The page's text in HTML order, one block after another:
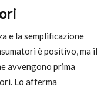
e la semplificazione
è positivo, ma il
avvengono prima
Lo afferma